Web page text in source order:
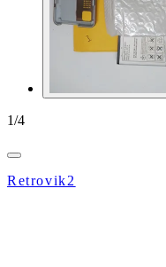
1/4
Retrovik2